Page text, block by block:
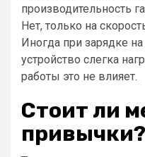
производительность
Нет, только на
Иногда при зарядке
устройство слегка
работы это не влияет.
Стоит ли
привычки?